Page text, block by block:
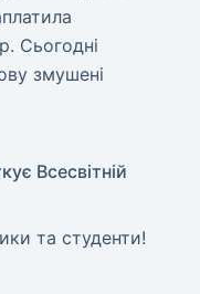
​Сьогодні
змушені
Всесвітній
та студенти!